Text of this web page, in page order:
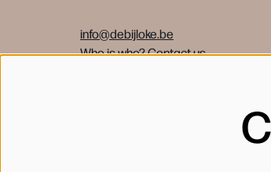
info@debijloke.be
Who is who?Contact us